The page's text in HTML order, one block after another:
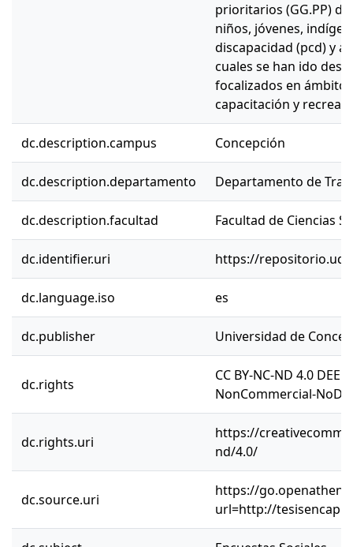
prioritarios (GG.PP)
niños, jóvenes,
discapacidad (pcd) y
cuales se han ido
focalizados en
capacitación y
dc.description.campus Concepción
dc.description.departamento Departamento de
dc.description.facultad Facultad de Ciencias
dc.identifier.uri https://
dc.language.iso es
dc.publisher Universidad de
dc.rights
CC BY-NC-ND 4.0
NonCommercial-
dc.rights.uri
https://
nd/4.0/
dc.source.uri
https://
url=http://